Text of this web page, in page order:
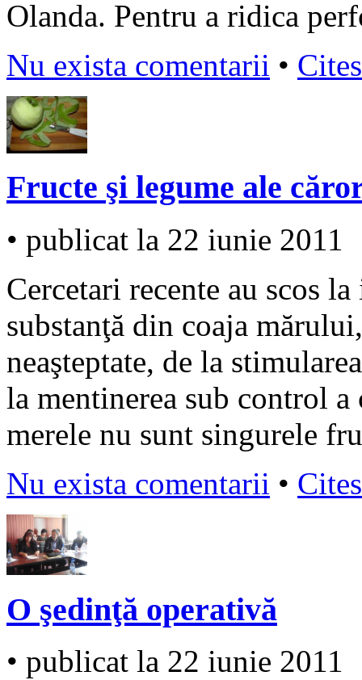
Olanda. Pentru a ridica
Nu exista comentarii •
Fructe şi legume ale
• publicat la 22 iunie 2011
Cercetari recente au scos
substanţă din coaja
neaşteptate, de la
la mentinerea sub control
merele nu sunt singurele
Nu exista comentarii •
O şedinţă operativă
• publicat la 22 iunie 2011